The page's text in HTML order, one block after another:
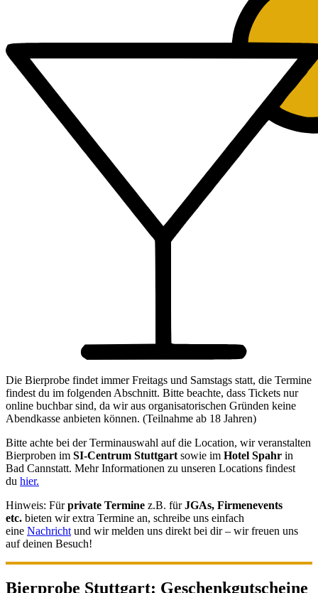
Die Bierprobe findet immer Freitags und Samstags statt, die Termine
findest du im folgenden Abschnitt. Bitte beachte, dass Tickets nur
online buchbar sind, da wir aus organisatorischen Gründen keine
Abendkasse anbieten können. (Teilnahme ab 18 Jahren)
Bitte achte bei der Terminauswahl auf die Location, wir veranstalten
Bierproben im SI-Centrum Stuttgart sowie im Hotel Spahr in
Bad Cannstatt. Mehr Informationen zu unseren Locations findest
du hier.
Hinweis: Fürprivate Termine z.B. fürJGAs, Firmenevents
etc. bieten wir extra Termine an, schreibe uns einfach
eine Nachricht und wir melden uns direkt bei dir– wir freuen uns
auf deinen Besuch!
Bierprobe Stuttgart: Geschenkgutscheine